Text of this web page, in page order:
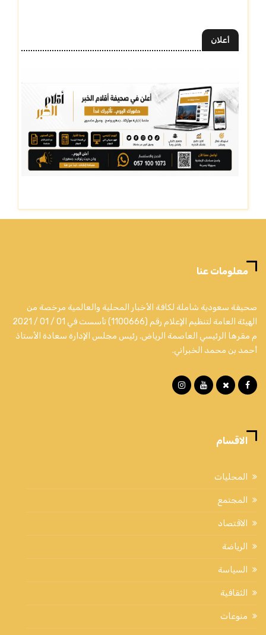
أعلان
معلومات عنا
صحيفة سعودية شاملة لكافة الأخبار المحلية والعالمية مرخصة من
الهيئة العامة لتنظيم الإعلام رقم (1100666) تأسست في 01 / 01 / 2021
م مقرها الرئيسي العاصمة الرياض. رئيس مجلس الإدارة سعادة الأستاذ
أحمد بن محمد الخبراني.
الاقسام
المحليات
المجتمع
الاقتصاد
الرياضة
السياسة
الثقافية
منوعات